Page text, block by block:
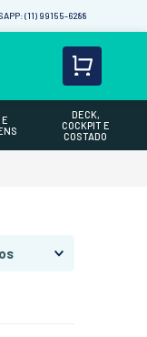
(11) 99155-6288
DECK,
COCKPIT E
COSTADO